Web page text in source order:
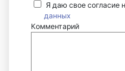
Я даю свое согласие
данных
Комментарий